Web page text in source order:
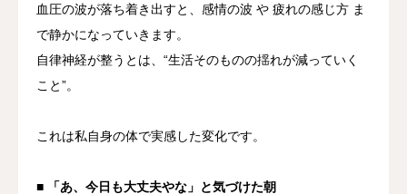
血圧の波が落ち着き出すと、 感情の波 や 疲れの感じ方 ま
で静かになっていきます。
自律神経が整うとは、 “生活そのものの揺れが減っていく
こと”。
これは私自身の体で実感した変化です。
■ 「あ、今日も大丈夫やな」と気づけた朝